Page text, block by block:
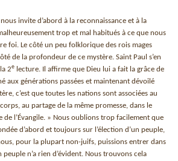
invite d’abord à la reconnaissance et à la
trop et mal habitués à ce que nous
foi. Le côté un peu folklorique des rois mages
de la profondeur de ce mystère. Saint Paul s’en
2e
lecture. Il affirme que Dieu lui a fait la grâce de
aux générations passées et maintenant dévoilé
c’est que toutes les nations sont associées au
au partage de la même promesse, dans le
de l’Évangile. » Nous oublions trop facilement que
d’abord et toujours sur l’élection d’un peuple,
pour la plupart non-juifs, puissions entrer dans
peuple n’a rien d’évident. Nous trouvons cela